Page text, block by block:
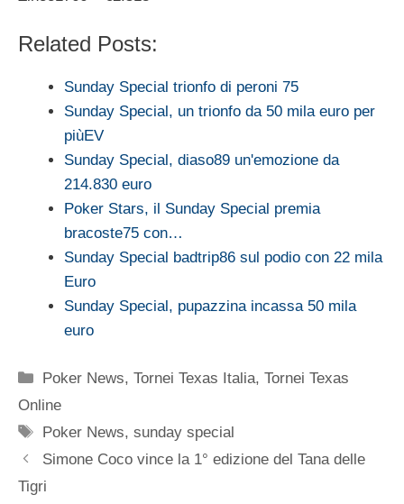
Related Posts:
Sunday Special trionfo di peroni 75
Sunday Special, un trionfo da 50 mila euro per
piùEV
Sunday Special, diaso89 un'emozione da
214.830 euro
Poker Stars, il Sunday Special premia
bracoste75 con…
Sunday Special badtrip86 sul podio con 22 mila
Euro
Sunday Special, pupazzina incassa 50 mila
euro
Categorie
Poker News,Tornei Texas Italia,Tornei Texas
Online
Tag
Poker News,sunday special
Simone Coco vince la 1° edizione del Tana delle
Tigri